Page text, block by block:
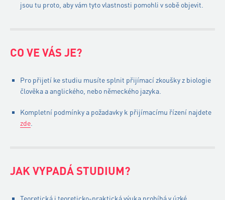
jsou tu proto, aby vám tyto vlastnosti pomohli v sobě objevit.
CO VE VÁS JE?
Pro přijetí ke studiu musíte splnit přijímací zkoušky z biologie
člověka a anglického, nebo německého jazyka.
Kompletní podmínky a požadavky k přijímacímu řízení najdete
zde
JAK VYPADÁ STUDIUM?
Teoretická i teoreticko-praktická výuka probíhá v úzké